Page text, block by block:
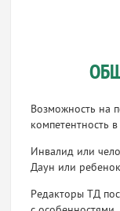
Возможность на
компетентность
Инвалид или
Даун или
Редакторы ТД